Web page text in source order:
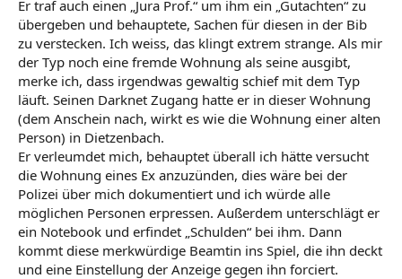
Er traf auch einen „Jura Prof.“ um ihm ein „Gutachten“ zu
übergeben und behauptete, Sachen für diesen in der Bib
zu verstecken. Ich weiss, das klingt extrem strange. Als mir
der Typ noch eine fremde Wohnung als seine ausgibt,
merke ich, dass irgendwas gewaltig schief mit dem Typ
läuft. Seinen Darknet Zugang hatte er in dieser Wohnung
(dem Anschein nach, wirkt es wie die Wohnung einer alten
Person) in Dietzenbach.
Er verleumdet mich, behauptet überall ich hätte versucht
die Wohnung eines Ex anzuzünden, dies wäre bei der
Polizei über mich dokumentiert und ich würde alle
möglichen Personen erpressen. Außerdem unterschlägt er
ein Notebook und erfindet „Schulden“ bei ihm. Dann
kommt diese merkwürdige Beamtin ins Spiel, die ihn deckt
und eine Einstellung der Anzeige gegen ihn forciert.